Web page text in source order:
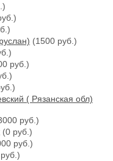
(1500 руб.)
руб.)
( Рязанская обл)
руб.)
(0 руб.)
руб.)